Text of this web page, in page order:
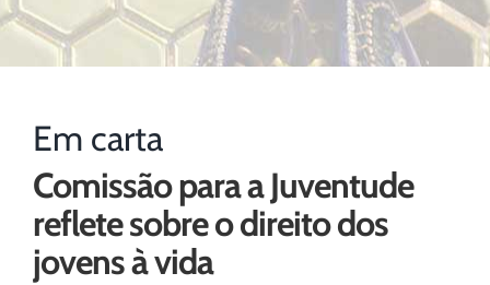
Em carta
Comissão para a Juventude
reflete sobre o direito dos
jovens à vida